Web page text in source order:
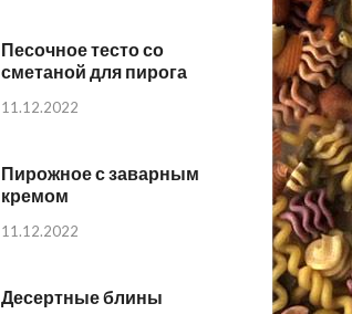
Песочное тесто со
сметаной для пирога
11.12.2022
Пирожное с заварным
кремом
11.12.2022
Десертные блины